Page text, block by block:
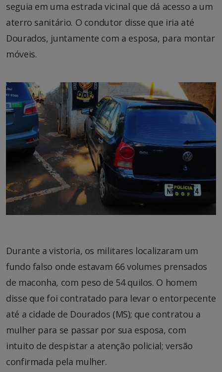
seguia em uma estrada vicinal que dá acesso a um
aterro sanitário. O condutor disse que iria até
Dourados, juntamente com a esposa, para montar
móveis.
Durante a vistoria, os militares localizaram um
fundo falso onde estavam 66 volumes prensados
de maconha, com peso de 54 quilos. O homem
disse que foi contratado para levar o entorpecente
até a cidade de Dourados (MS); que contratou a
mulher para se passar por sua esposa, com
intuito de despistar a atenção policial; versão
confirmada pela mulher.